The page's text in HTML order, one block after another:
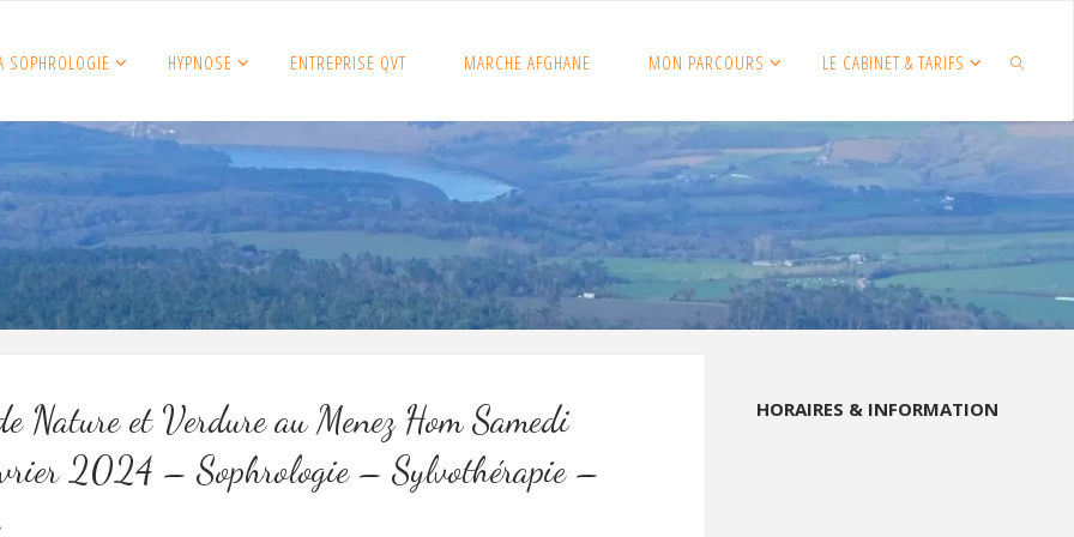
SOPHROLOGIE HYPNOSE ENTREPRISE QVT MARCHE AFGHANE MON PARCOURS LE CABINET & TARIFS
Nature et Verdure au Menez Hom Samedi
2024 – Sophrologie – Sylvothérapie –
HORAIRES & INFORMATION